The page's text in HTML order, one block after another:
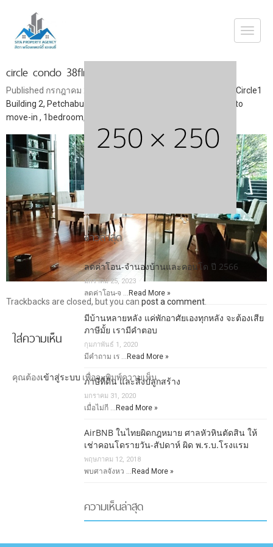
circle condo 38flr_๑๖๑๒๒๐_0022
Published กรกฎาคม 20, 2018
Condo for Rent Circle1
Building 2, Petchaburi 36 , 1bedroom, fully furnished, Ready to
move-in , 1bedroom, fully furnished, Ready to move-in
Trackbacks are closed, but you can post a comment
ใส่ความเห็น
คุณต้องเข้าสู่ระบบ เพื่อจะพิมพ์ความเห็น
ข่าวล่าสุด
ลดค่าโอน-จำนองบ้านและคอนโด ปี 2566
มกราคม 25, 2023
ลดค่าโอน-จ … Read More »
มีบ้านหลายหลัง แค่พักอาศัยเองทุกหลัง จะต้องเสีย
ภาษีมั้ย เรามีคำตอบ
กุมภาพันธ์ 1, 2020
มีคำถาม เร … Read More »
ภาษีที่ดิน และสิ่งปลูกสร้าง
มกราคม 31, 2020
เมื่อไม่กี … Read More »
AirBNB ในไทยผิดกฎหมาย ศาลหัวหินตัดสิน ให้
เช่าคอนโดรายวัน-สัปดาห์ ผิด พ.ร.บ.โรงแรม
พฤษภาคม 12, 2018
พบศาลจังหว … Read More »
ความเห็นล่าสุด